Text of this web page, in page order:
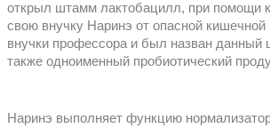
открыл штамм лактобацилл, при помощи
свою внучку Наринэ от опасной
внучки профессора и был назван данный
также одноименный пробиотический
Наринэ выполняет функцию